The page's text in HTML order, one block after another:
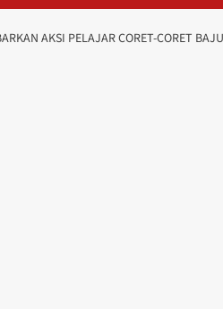
AKSI PELAJAR CORET-CORET